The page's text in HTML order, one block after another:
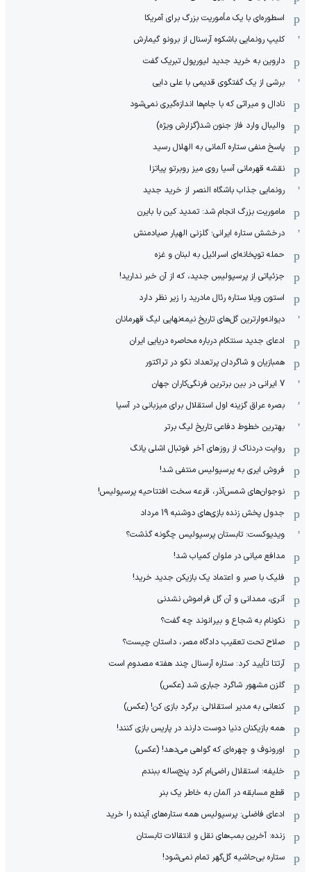
اسطوره‌ای با یک مأموریت بزرگ برای آمریکا
کلیپ رونمایی باشکوه آرسنال از برونو گیمارش
داروین به خرید جدید لیورپول تبریک گفت
برشی از یک گفتگوی قدیمی با علی دایی
نادال و میراثی که با جام‌ها اندازه‌گیری نمی‌شود
والیبال وارد فاز جنون شد(گزارش ویژه)
پاسخ منفی ستاره آلمانی به الهلال رسید
نقشه قهرمانی آسیا روی میز روبرتو پیاتزا
رونمایی جذاب باشگاه النصر از خرید جدید
ماموریت بزرگ انجام شد: تمدید کین با بایرن
درخشش ستاره ایرانی؛ گلزنی الهیار صیادمنش
حمله توپخانه‌ای اسرائیل به لبنان و غزه
جزئیاتی از پرسپولیسِ جدید، که از آن ‌خبر ندارید!
استون ویلا ستاره رئال مادرید را زیر نظر دارد
دیوانه‌وارترین گل‌های تاریخ نیمه‌نهایی لیگ قهرمانان
ادعای جدید سنتکام درباره محاصره دریایی ایران
همبازیان و شاگردان پرتعداد نکو در تراکتور
7 ایرانی در بین برترین فرنگی‌کاران جهان
بصره عراق گزینه اول استقلال برای میزبانی در آسیا
بهترین خطوط دفاعی تاریخ لیگ برتر
روایت دردناک از روزهای آخر فوتبال اشلی یانگ
فروش ایری به پرسپولیس منتفی شد!
نوجوان‌های شمس‌آذر، قرعه سخت افتتاحیه پرسپولیس!
جدول پخش زنده بازی‌های دوشنبه 19 مرداد
ویدیوکست: تابستان پرسپولیس چگونه گذشت؟
مدافع میانی در ملوان کمیاب شد!
فلیک با صبر و اعتماد یک بازیکن جدید خرید!
آنری، ممدانی و آن گل فراموش نشدنی
نکونام به شجاع و بیرانوند چه گفت؟
صلاح تحت تعقیب دادگاه مصر، داستان چیست؟
آرتتا تأیید کرد: ستاره آرسنال چند هفته مصدوم است
گلزن مشهور شاگرد جباری شد (عکس)
کنعانی به مدیر استقلالی: برگرد بازی کن! (عکس)
همه بازیکنان دنیا دوست دارند در پاریس بازی کنند!
اورونوف و چهره‌ای که گواهی می‌دهد! (عکس)
خلیفه: استقلال راضی‌ام کرد پنج‌ساله ببندم
قطع مسابقه در آلمان به خاطر یک بنر
ادعای فاضلی: پرسپولیس همه ستاره‌های آینده را خرید
زنده: آخرین بمب‌های نقل و انتقالات تابستان
ستاره بی‌حاشیه گل‌گهر تمام نمی‌شود!